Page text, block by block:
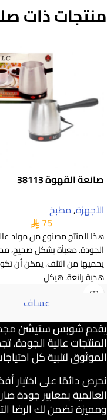
منتجات ذات
صانعة القهوة 38113
الأجهزة,مطبخ
75
هذا المنتج مصنوع من مواد
الجودة. معبأة بشكل صحيح،
يحميها من التلف. يمكن أن
هدية رائعة. هيكل
عساف
يقدمشوبس ستيشن
المنتجات عالية الجودة،
الموثوق لتلبية كل
نحرص دائمًا على اختيار
العالمية بمعايير جودة
ومميزة تضمن لك الرضا